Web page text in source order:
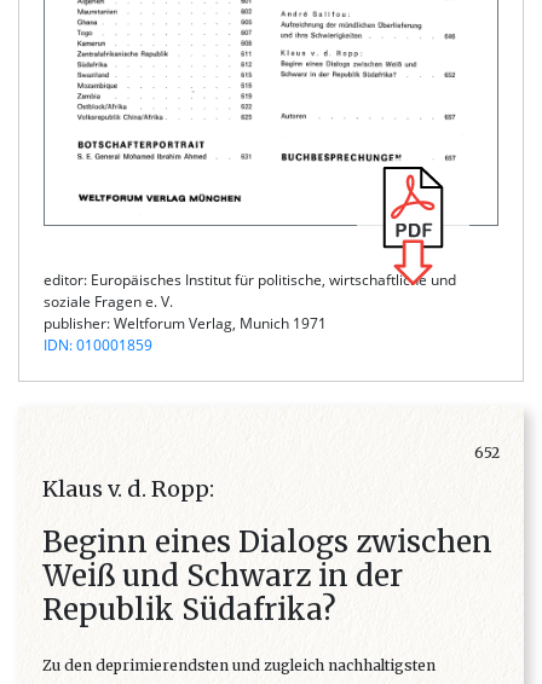
editor: Europäisches Institut für politische, wirtschaftliche und
soziale Fragen e. V.
publisher: Weltforum Verlag, Munich 1971
IDN: 010001859
652
Klaus v. d. Ropp:
Beginn eines Dialogs zwischen
Weiß und Schwarz in der
Republik Südafrika?
Zu den deprimierendsten und zugleich nachhaltigsten